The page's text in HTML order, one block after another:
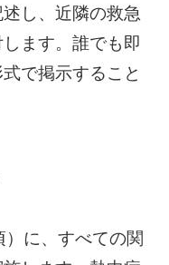
し、近隣の救急
ます。誰でも即
で掲示すること
に、すべての関